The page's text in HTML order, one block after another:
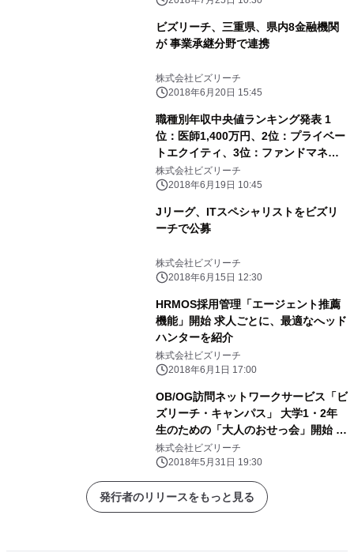
ビズリーチ、三重県、県内8金融機関
が 事業承継分野で連携
株式会社ビズリーチ
2018年6月20日 15:45
職種別年収中央値ランキング発表 1
位：医師1,400万円、2位：プライベー
トエクイティ、3位：ファンドマネー
ジャー/財務アドバイザリー（求人検索
エンジン「スタンバイ」調べ）
株式会社ビズリーチ
2018年6月19日 10:45
Jリーグ、ITスペシャリストをビズリ
ーチで公募
株式会社ビズリーチ
2018年6月15日 12:30
HRMOS採用管理「エージェント推薦
機能」開始 求人ごとに、最適なへッド
ハンターを紹介
株式会社ビズリーチ
2018年6月1日 17:00
OB/OG訪問ネットワークサービス「ビ
ズリーチ・キャンパス」 大学1・2年
生のための「大人のおせっ会」開始 社
会人と「リアル」な生き方・働き方を
語る場を提供
株式会社ビズリーチ
2018年5月31日 19:30
発行者のリリースをもっと見る